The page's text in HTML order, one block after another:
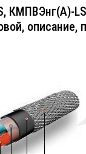
КМПВЭнг(А)-
описание,